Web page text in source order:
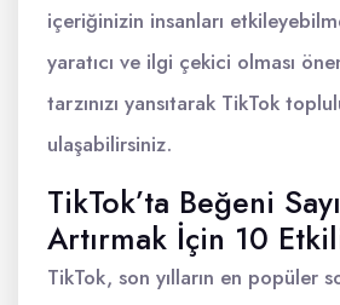
içeriğinizin insanları
yaratıcı ve ilgi çekici olması
tarzınızı yansıtarak TikTok
ulaşabilirsiniz.
TikTok’ta Beğeni
Artırmak İçin 10
TikTok, son yılların en popüler